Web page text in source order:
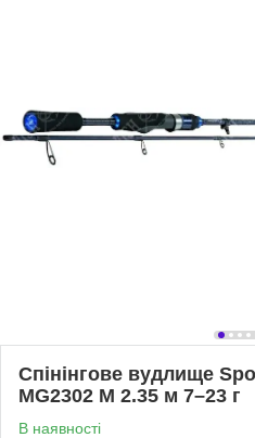
Спінінгове вудлище
MG2302 M 2.35 м 7–23 г
В наявності